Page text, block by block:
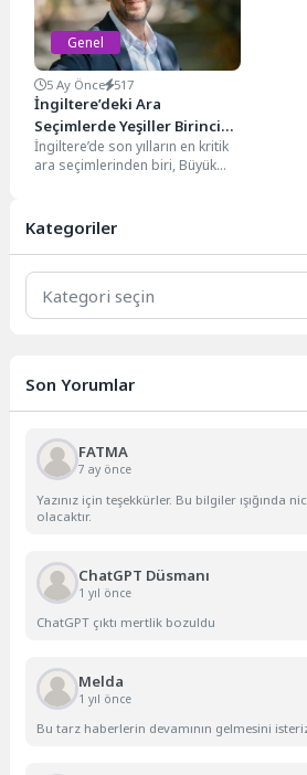
Genel
5 Ay Önce 517
İngiltere’deki Ara
Seçimlerde Yeşiller Birinci
Çıktı, İşçi Partisi
Üçüncülüğe Geriledi
İngiltere’de son yılların en kritik
ara seçimlerinden biri, Büyük
Kategoriler
Kategoriler
Son Yorumlar
FATMA
7 ay önce
Yazınız için teşekkürler. Bu bilgiler ışığında
olacaktır.
ChatGPT Düsmanı
1 yıl önce
ChatGPT çıktı mertlik bozuldu
Melda
1 yıl önce
Bu tarz haberlerin devamının gelmesini